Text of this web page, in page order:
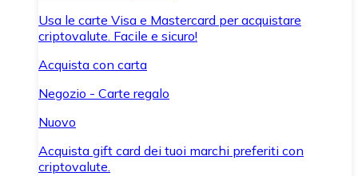
Usa le carte Visa e Mastercard per acquistare
criptovalute. Facile e sicuro!
Acquista con carta
Negozio - Carte regalo
Nuovo
Acquista gift card dei tuoi marchi preferiti con
criptovalute.